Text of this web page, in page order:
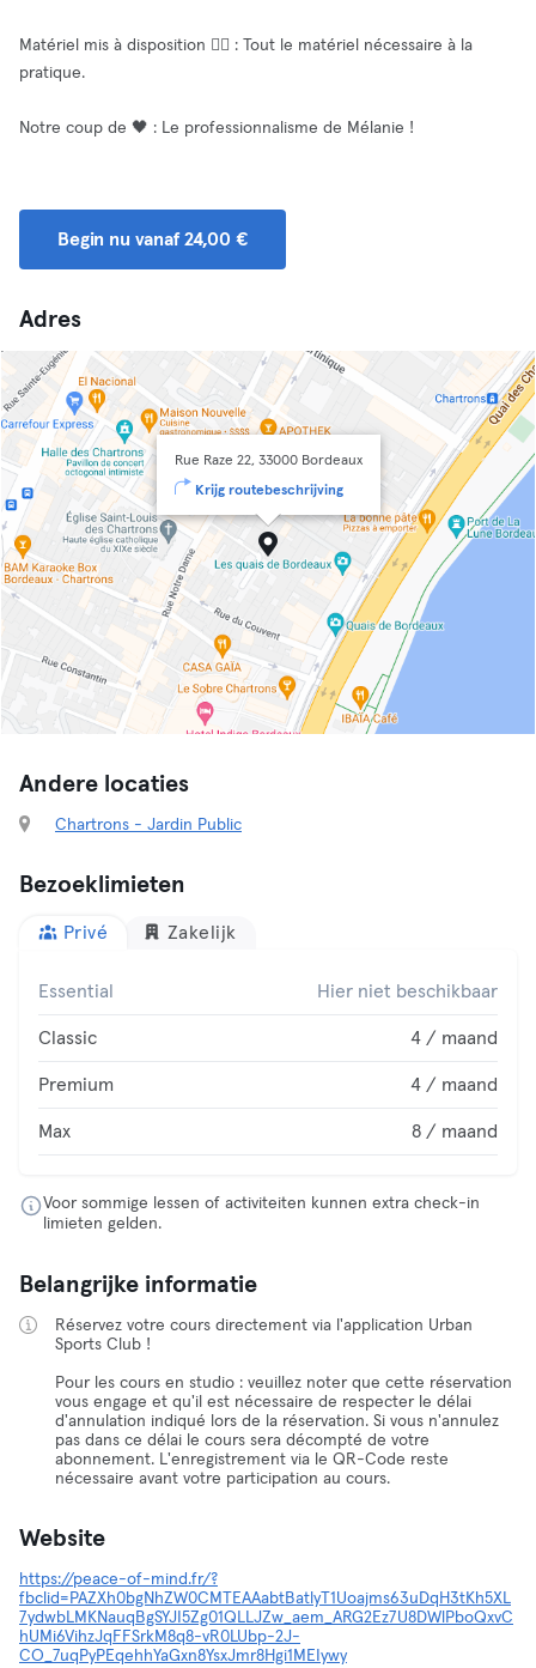
Matériel mis à disposition 🧘‍♂️ : Tout le matériel nécessaire à la
pratique.
Notre coup de 🖤 : Le professionnalisme de Mélanie !
Begin nu vanaf 24,00 €
Adres
Rue Raze 22, 33000 Bordeaux
Krijg routebeschrijving
Andere locaties
Chartrons - Jardin Public
Bezoeklimieten
Privé Zakelijk
Essential Hier niet beschikbaar
Classic 4 / maand
Premium 4 / maand
Max 8 / maand
Voor sommige lessen of activiteiten kunnen extra check-in
limieten gelden.
Belangrijke informatie
Réservez votre cours directement via l'application Urban
Sports Club !
Pour les cours en studio : veuillez noter que cette réservation
vous engage et qu'il est nécessaire de respecter le délai
d'annulation indiqué lors de la réservation. Si vous n'annulez
pas dans ce délai le cours sera décompté de votre
abonnement. L'enregistrement via le QR-Code reste
nécessaire avant votre participation au cours.
Website
https://peace-of-mind.fr/?
fbclid=PAZXh0bgNhZW0CMTEAAabtBatlyT1Uoajms63uDqH3tKh5XL
7ydwbLMKNauqBgSYJI5Zg01QLLJZw_aem_ARG2Ez7U8DWlPboQxvC
hUMi6VihzJqFFSrkM8q8-vR0LUbp-2J-
CO_7uqPyPEqehhYaGxn8YsxJmr8Hgi1MEIywy